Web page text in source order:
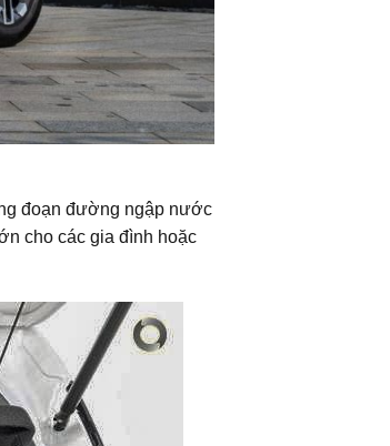
đoạn đường ngập nước
cho các gia đình hoặc